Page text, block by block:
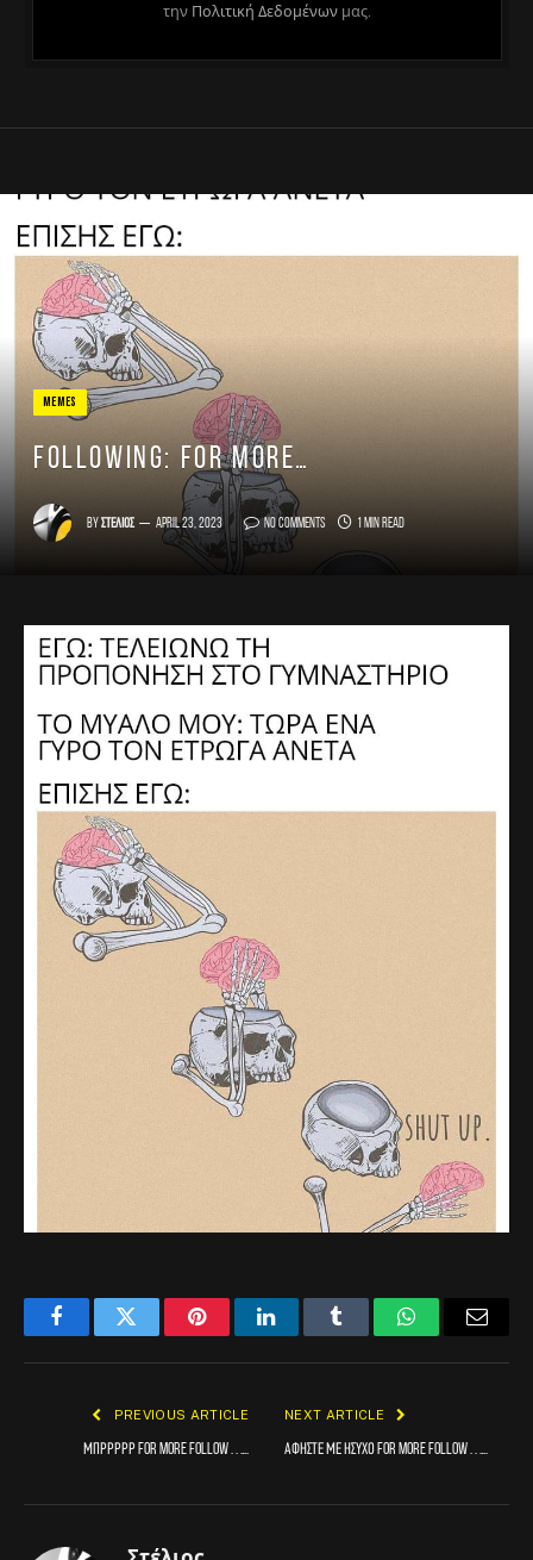
την Πολιτική Δεδομένων μας.
MEMES
FOLLOWING: for more…
ByΣτέλιος April 23, 2023 No Comments 1 Min Read
FacebookTwitter PinterestLinkedInTumblr WhatsAppEmail
PREVIOUS ARTICLE
Μπρρρρρ For more follow . . ….
NEXT ARTICLE
Αφήστε με ήσυχο For more follow . . ….